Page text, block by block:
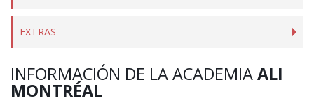
EXTRAS
INFORMACIÓN DE LA ACADEMIAALI
MONTRÉAL